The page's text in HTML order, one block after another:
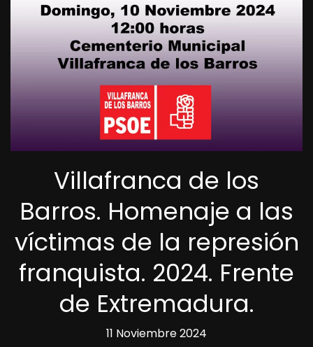
Villafranca de los
Barros. Homenaje a las
víctimas de la represión
franquista. 2024. Frente
de Extremadura.
11 Noviembre 2024